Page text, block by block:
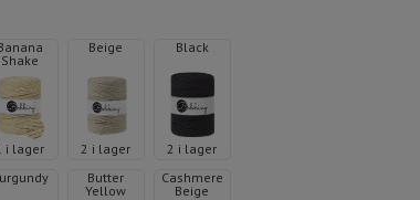
Shake
i lager
Beige
2 i lager
Black
2 i lager
Butter
Yellow
Cashmere
Beige